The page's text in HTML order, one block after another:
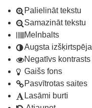
Palielināt tekstu
Samazināt tekstu
Melnbalts
Augsta izšķirtspēja
Negatīvs kontrasts
Gaišs fons
Pasvītrotas saites
Lasāmi burti